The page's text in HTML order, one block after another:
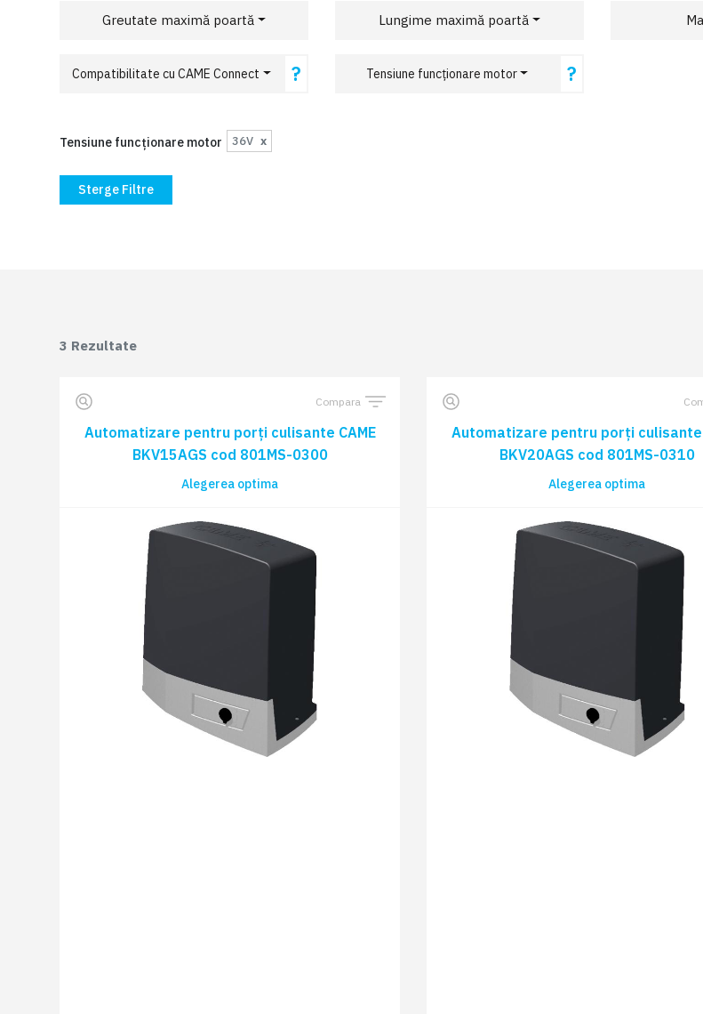
Greutate maximă poartă Lungime maximă poartă
Compatibilitate cu CAME Connect ? Tensiune funcționare motor ?
Tensiune funcționare motor 36V x
Sterge Filtre
3 Rezultate
Compara
Automatizare pentru porți culisante CAME
BKV15AGS cod 801MS-0300
Alegerea optima
Automatizare pentru porți culisante
BKV20AGS cod 801MS-0310
Alegerea optima